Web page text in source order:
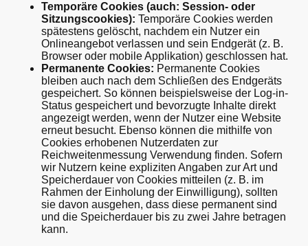
Temporäre Cookies (auch: Session- oder
Sitzungscookies): Temporäre Cookies werden
spätestens gelöscht, nachdem ein Nutzer ein
Onlineangebot verlassen und sein Endgerät (z. B.
Browser oder mobile Applikation) geschlossen hat.
Permanente Cookies: Permanente Cookies
bleiben auch nach dem Schließen des Endgeräts
gespeichert. So können beispielsweise der Log-in-
Status gespeichert und bevorzugte Inhalte direkt
angezeigt werden, wenn der Nutzer eine Website
erneut besucht. Ebenso können die mithilfe von
Cookies erhobenen Nutzerdaten zur
Reichweitenmessung Verwendung finden. Sofern
wir Nutzern keine expliziten Angaben zur Art und
Speicherdauer von Cookies mitteilen (z. B. im
Rahmen der Einholung der Einwilligung), sollten
sie davon ausgehen, dass diese permanent sind
und die Speicherdauer bis zu zwei Jahre betragen
kann.